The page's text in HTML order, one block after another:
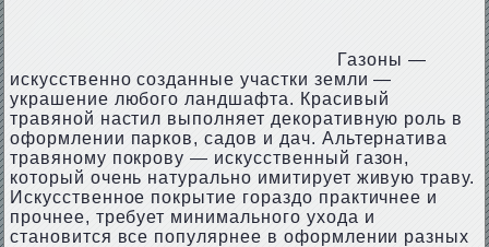
Газоны —
искусственно созданные участки земли —
украшение любого ландшафта. Красивый
травяной настил выполняет декоративную роль в
оформлении парков, садов и дач. Альтернатива
травяному покрову — искусственный газон,
который очень натурально имитирует живую траву.
Искусственное покрытие гораздо практичнее и
прочнее, требует минимального ухода и
становится все популярнее в оформлении разных